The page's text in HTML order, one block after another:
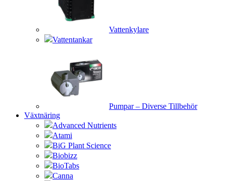
Vattenkylare
Vattentankar
Pumpar – Diverse Tillbehör
Växtnäring
Advanced Nutrients
Atami
BiG Plant Science
Biobizz
BioTabs
Canna